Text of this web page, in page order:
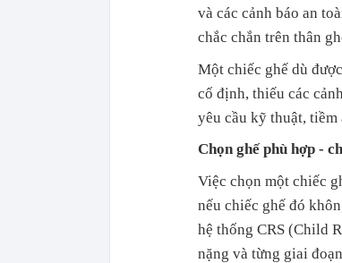
và các cảnh báo an
chắc chắn trên thân
Một chiếc ghế dù
cố định, thiếu các
yêu cầu kỹ thuật, tiềm
Chọn ghế phù hợp -
Việc chọn một chiếc
nếu chiếc ghế đó
hệ thống CRS (Child
nặng và từng giai